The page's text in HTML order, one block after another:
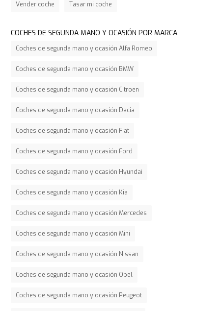
Vender coche Tasar mi coche
COCHES DE SEGUNDA MANO Y OCASIÓN POR MARCA
Coches de segunda mano y ocasión Alfa Romeo
Coches de segunda mano y ocasión BMW
Coches de segunda mano y ocasión Citroen
Coches de segunda mano y ocasión Dacia
Coches de segunda mano y ocasión Fiat
Coches de segunda mano y ocasión Ford
Coches de segunda mano y ocasión Hyundai
Coches de segunda mano y ocasión Kia
Coches de segunda mano y ocasión Mercedes
Coches de segunda mano y ocasión Mini
Coches de segunda mano y ocasión Nissan
Coches de segunda mano y ocasión Opel
Coches de segunda mano y ocasión Peugeot